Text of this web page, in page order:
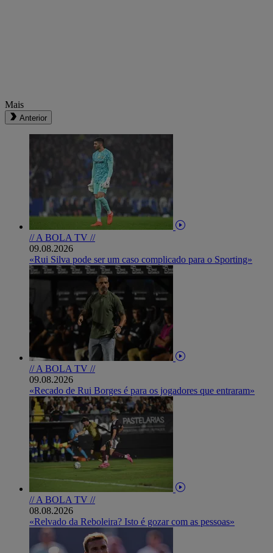
Mais
Anterior
// A BOLA TV //
09.08.2026
«Rui Silva pode ser um caso complicado para o Sporting»
// A BOLA TV //
09.08.2026
«Recado de Rui Borges é para os jogadores que entraram»
// A BOLA TV //
08.08.2026
«Relvado da Reboleira? Isto é gozar com as pessoas»